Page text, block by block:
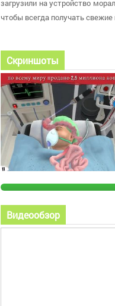
загрузили на устройство
чтобы всегда получать
Скриншоты
Видеообзор